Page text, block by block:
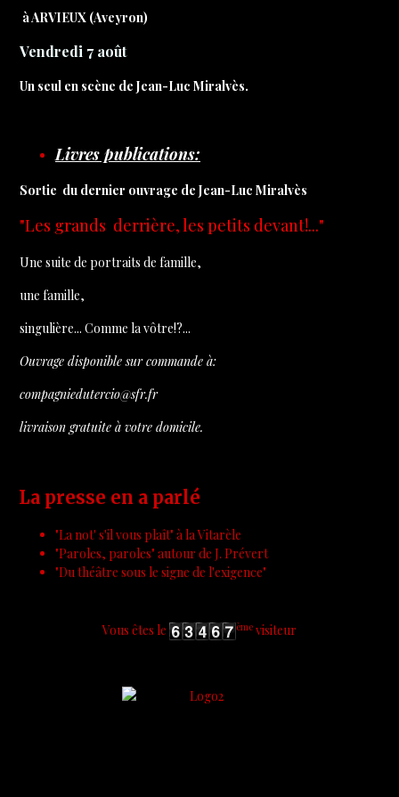
à ARVIEUX (Aveyron)
Vendredi 7 août
Un seul en scène de Jean-Luc Miralvès.
Livres publications:
Sortie du dernier ouvrage de Jean-Luc Miralvès
"Les grands derrière, les petits devant!..."
Une suite de portraits de famille,
une famille,
singulière... Comme la vôtre!?...
Ouvrage disponible sur commande à:
compagniedutercio@sfr.fr
livraison gratuite à votre domicile.
La presse en a parlé
"La not' s'il vous plaît" à la Vitarèle
"Paroles, paroles" autour de J. Prévert
"Du théâtre sous le signe de l'exigence"
Vous êtes le ème visiteur